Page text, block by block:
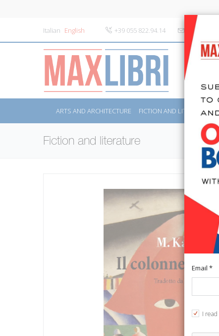
Italian English +39 055 822.94.14
ARTS AND ARCHITECTURE FICTION AND LITERATURE
Fiction and literature
Email *
I